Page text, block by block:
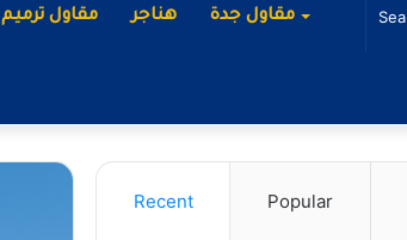
مقاول ترميم هناجر مقاول جدة
Recent Popular